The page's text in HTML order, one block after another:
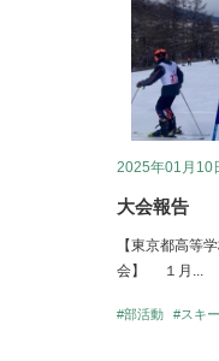
2025年01月10
大会報告
【東京都高等
会】 １月...
#部活動 #スキ